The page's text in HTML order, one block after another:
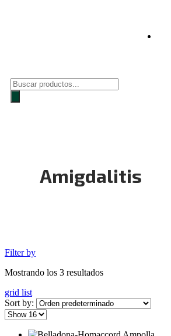
Amigdalitis
Filter by
Mostrando los 3 resultados
grid list
Sort by: